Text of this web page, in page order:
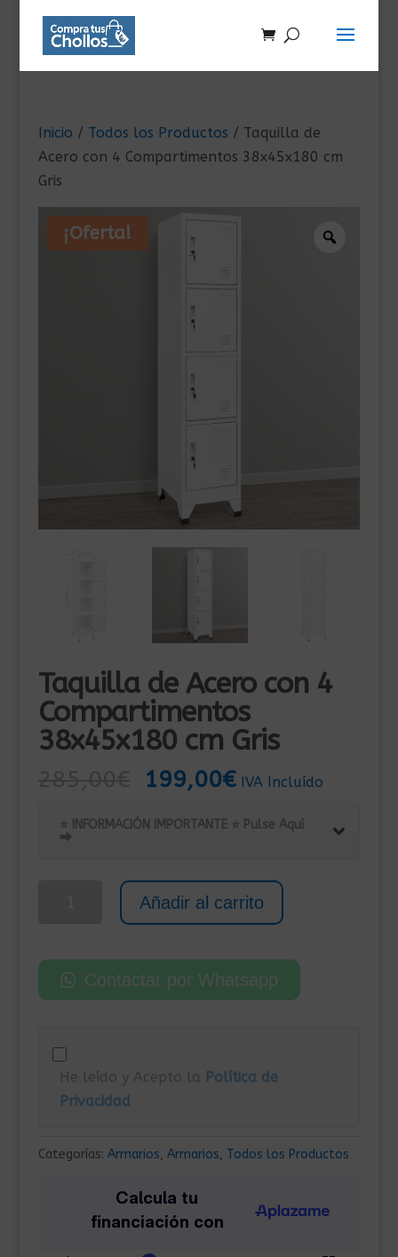
Inicio / Todos los Productos / Taquilla de
Acero con 4 Compartimentos 38x45x180 cm
Gris
¡Oferta!
Taquilla de Acero con 4
Compartimentos
38x45x180 cm Gris
El
original
285,00€.
199,00€El
actual
199,00€.
IVA Incluído
⭐ INFORMACIÓN IMPORTANTE ⭐ Pulse Aquí
⮕
con
cm
cantidad
Añadir al carrito
Contactar por Whatsapp
He leído y Acepto la Política de
Privacidad
Categorías: Armarios, Armarios, Todos los Productos